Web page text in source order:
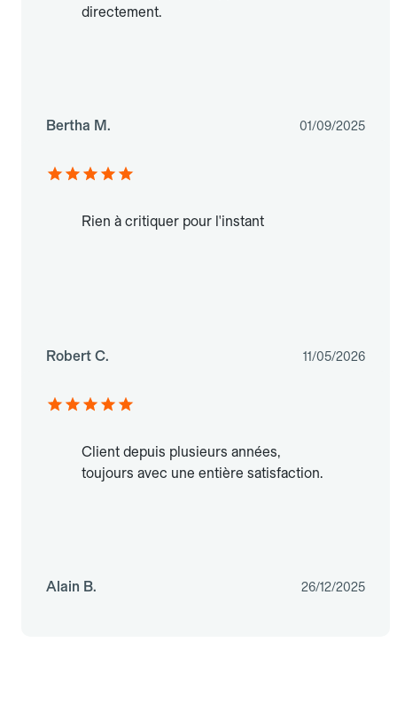
directement.
Bertha M. 01/09/2025
Rien à critiquer pour l'instant
Robert C. 11/05/2026
Client depuis plusieurs années,
toujours avec une entière satisfaction.
Alain B. 26/12/2025